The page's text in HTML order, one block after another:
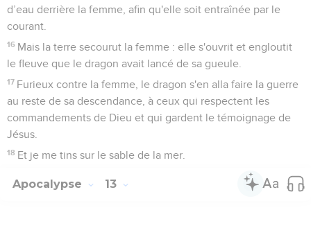
d’eau derrière la femme, afin qu'elle soit entraînée par le
courant.
16 Mais la terre secourut la femme : elle s'ouvrit et engloutit
le fleuve que le dragon avait lancé de sa gueule.
17 Furieux contre la femme, le dragon s'en alla faire la guerre
au reste de sa descendance, à ceux qui respectent les
commandements de Dieu et qui gardent le témoignage de
Jésus.
18 Et je me tins sur le sable de la mer.
Apocalypse 13